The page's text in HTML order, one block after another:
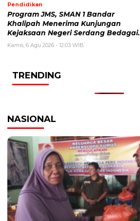
Pendidikan
Program JMS, SMAN 1 Bandar
Khalipah Menerima Kunjungan
Kejaksaan Negeri Serdang Bedagai.
Kamis, 6 Agu 2026 - 12:03 WIB
TRENDING
NASIONAL